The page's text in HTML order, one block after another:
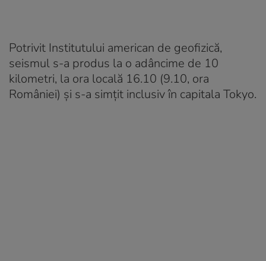
Potrivit Institutului american de geofizică,
seismul s-a produs la o adâncime de 10
kilometri, la ora locală 16.10 (9.10, ora
României) şi s-a simţit inclusiv în capitala Tokyo.